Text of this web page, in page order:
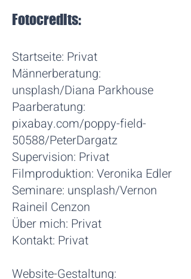
Fotocredits:
Startseite: Privat
Männerberatung:
unsplash/Diana Parkhouse
Paarberatung:
pixabay.com/poppy-field-
50588/PeterDargatz
Supervision: Privat
Filmproduktion: Veronika Edler
Seminare: unsplash/Vernon
Raineil Cenzon
Über mich: Privat
Kontakt: Privat
Website-Gestaltung: